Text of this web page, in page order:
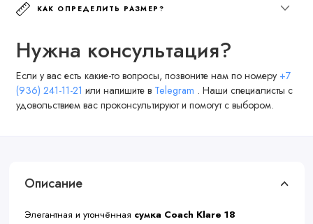
КАК ОПРЕДЕЛИТЬ РАЗМЕР?
Нужна консультация?
Если у вас есть какие-то вопросы, позвоните нам по номеру +7
(936) 241-11-21 или напишите в Telegram . Наши специалисты с
удовольствием вас проконсультируют и помогут с выбором.
Описание
Элегантная и утончённая сумка Coach Klare 18